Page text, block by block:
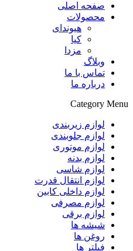
صفحه اصلی
محصولات
هیوندای
کیا
مزدا
وبلاگ
تماس با ما
درباره ما
Category Menu
لوازم زیربندی
لوازم جلوبندی
لوازم موتوری
لوازم بدنه
لوازم شاسی
لوازم انتقال قدرت
لوازم داخلی کابین
لوازم مصرفی
لوازم برقی
شیشه ها
روغن ها
فیلتر ها